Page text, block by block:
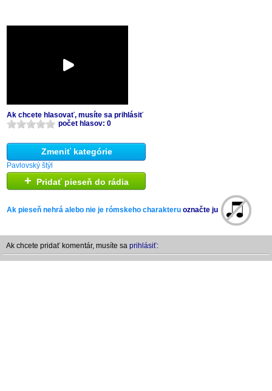
Ak chcete hlasovať, musíte sa prihlásiť
počet hlasov: 0
Zmeniť kategórie
Pavlovský štýl
+ Pridať pieseň do rádia
Ak pieseň nehrá alebo nie je rómskeho charakteru označte ju
Ak chcete pridať komentár, musíte sa prihlásiť: